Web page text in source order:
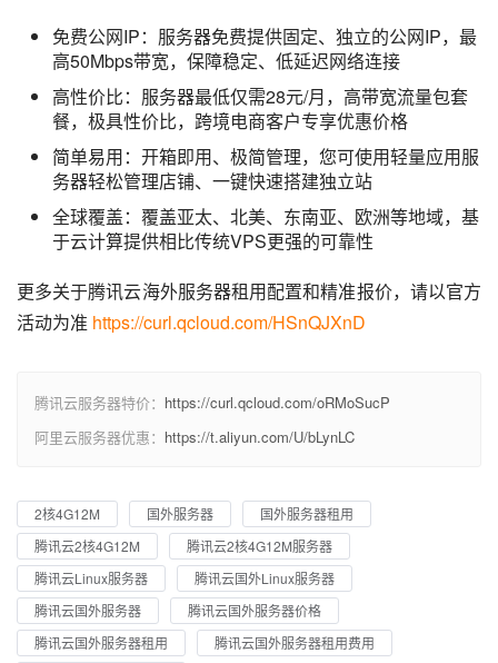
免费公网IP：服务器免费提供固定、独立的公网IP，最
高50Mbps带宽，保障稳定、低延迟网络连接
高性价比：服务器最低仅需28元/月，高带宽流量包套
餐，极具性价比，跨境电商客户专享优惠价格
简单易用：开箱即用、极简管理，您可使用轻量应用服
务器轻松管理店铺、一键快速搭建独立站
全球覆盖：覆盖亚太、北美、东南亚、欧洲等地域，基
于云计算提供相比传统VPS更强的可靠性
更多关于腾讯云海外服务器租用配置和精准报价，请以官方
活动为准 https://curl.qcloud.com/HSnQJXnD
腾讯云服务器特价： https://curl.qcloud.com/oRMoSucP
阿里云服务器优惠： https://t.aliyun.com/U/bLynLC
2核4G12M 国外服务器
国外服务器租用
腾讯云2核4G12M
腾讯云2核4G12M服务器
腾讯云Linux服务器
腾讯云国外Linux服务器
腾讯云国外服务器
腾讯云国外服务器价格
腾讯云国外服务器租用
腾讯云国外服务器租用费用